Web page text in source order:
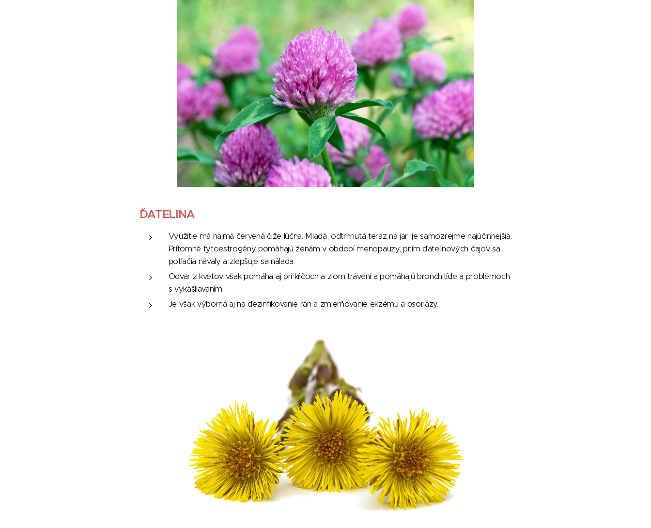
ĎATELINA
Využitie má najmä červená čiže lúčna. Mladá, odtrhnutá teraz na jar, je samozrejme najúčinnejšia.
Prítomné fytoestrogény pomáhajú ženám v období menopauzy, pitím ďatelinových čajov sa
potlačia návaly a zlepšuje sa nálada.
Odvar z kvetov však pomáha aj pri kŕčoch a zlom trávení a pomáhajú bronchitíde a problémoch
s vykašliavaním.
Je však výborná aj na dezinfikovanie rán a zmierňovanie ekzému a psoriázy.